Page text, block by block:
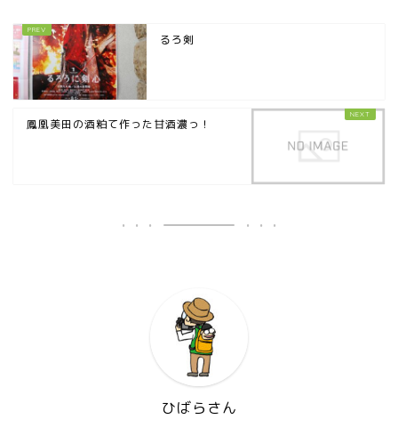
るろ剣
鳳凰美田の酒粕て作った甘酒濃っ！
ひばらさん